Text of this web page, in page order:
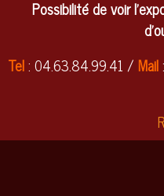
Possibilité de voir
Tel: 04.63.84.99.41 / Mail